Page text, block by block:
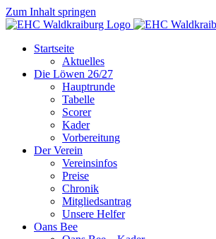
Zum Inhalt springen
Startseite
Aktuelles
Die Löwen 26/27
Hauptrunde
Tabelle
Scorer
Kader
Vorbereitung
Der Verein
Vereinsinfos
Preise
Chronik
Mitgliedsantrag
Unsere Helfer
Oans Bee